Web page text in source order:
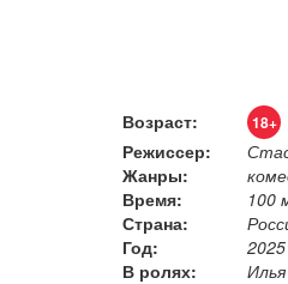
Возраст: 18+
Режиссер:
Жанры:
Время:
100
Страна:
Год:
2025
В ролях: